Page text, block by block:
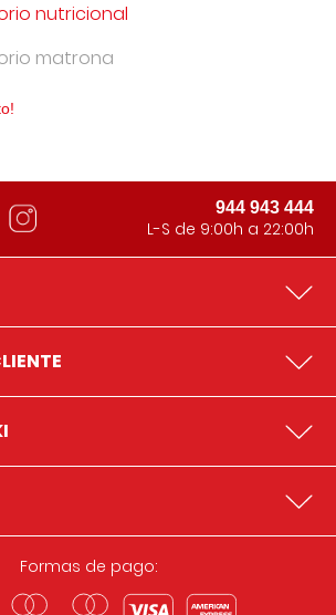
nutricional
matrona
944 943 444
L-S de 9:00h a 22:00h
Formas de pago: